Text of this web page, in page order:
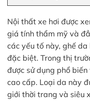
Nội thất xe hơi được
giá tính thẩm mỹ và
các yếu tố này, ghế
đặc biệt. Trong thị
được sử dụng phổ
cao cấp. Loại da này
giới thời trang và siêu